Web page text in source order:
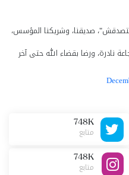
صديقنا، وشريكنا المؤسس،
نادرة، ورضا بقضاء الله حتى آخر
748K
متابع
748K
متابع